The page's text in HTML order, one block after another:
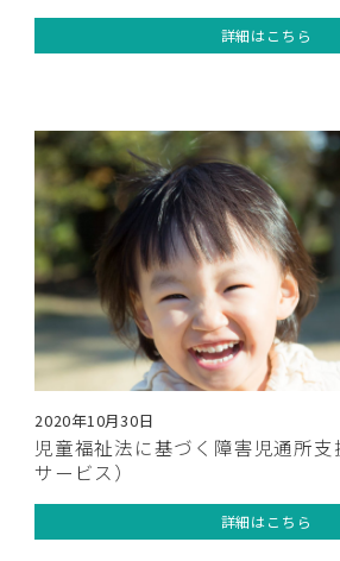
詳細はこちら
2020年10月30日
児童福祉法に基づく障害児通所支
サービス）
詳細はこちら